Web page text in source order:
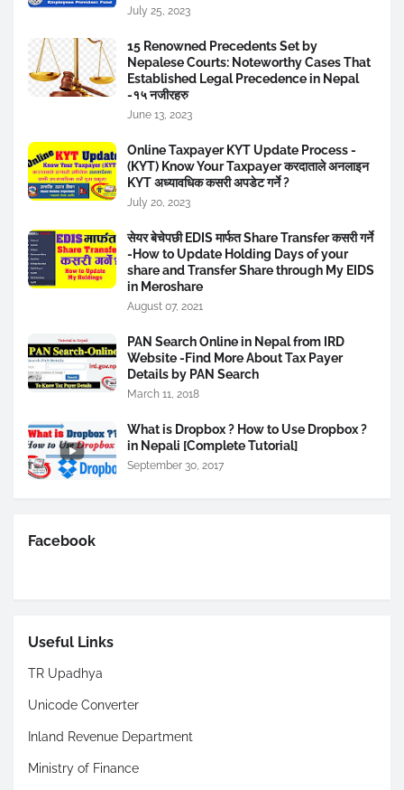
July 25, 2023
15 Renowned Precedents Set by
Nepalese Courts: Noteworthy Cases That
Established Legal Precedence in Nepal
-१५ नजीरहरु
June 13, 2023
Online Taxpayer KYT Update Process -
(KYT) Know Your Taxpayer करदाताले अनलाइन
KYT अध्यावधिक कसरी अपडेट गर्ने ?
July 20, 2023
सेयर बेचेपछी EDIS मार्फत Share Transfer कसरी गर्ने
-How to Update Holding Days of your
share and Transfer Share through My EIDS
in Meroshare
August 07, 2021
PAN Search Online in Nepal from IRD
Website -Find More About Tax Payer
Details by PAN Search
March 11, 2018
What is Dropbox ? How to Use Dropbox ?
in Nepali [Complete Tutorial]
September 30, 2017
Facebook
Useful Links
TR Upadhya
Unicode Converter
Inland Revenue Department
Ministry of Finance